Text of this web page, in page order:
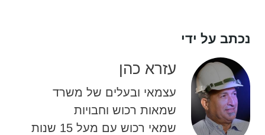
נכתב על ידי
עזרא כהן
עצמאי ובעלים של משרד
שמאות רכוש וחבויות
שמאי רכוש עם מעל 15 שנות